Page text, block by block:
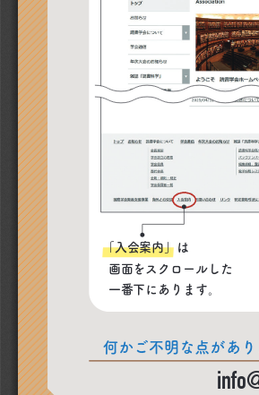
「入会案内」は
画面をスクロールした
一番下にあります。
何かご不明な点があ